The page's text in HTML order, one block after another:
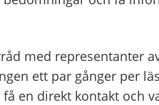
med representanter
ett par gånger per
en direkt kontakt och